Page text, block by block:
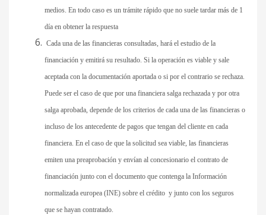
medios. En todo caso es un trámite rápido que no suele tardar más de 1
día en obtener la respuesta
Cada una de las financieras consultadas, hará el estudio de la
financiación y emitirá su resultado. Si la operación es viable y sale
aceptada con la documentación aportada o si por el contrario se rechaza.
Puede ser el caso de que por una financiera salga rechazada y por otra
salga aprobada, depende de los criterios de cada una de las financieras o
incluso de los antecedente de pagos que tengan del cliente en cada
financiera. En el caso de que la solicitud sea viable, las financieras
emiten una preaprobación y envían al concesionario el contrato de
financiación junto con el documento que contenga la Información
normalizada europea (INE) sobre el crédito y junto con los seguros
que se hayan contratado.